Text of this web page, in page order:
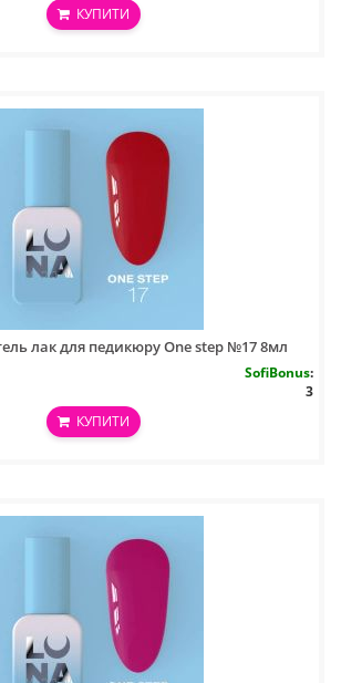
КУПИТИ
лак для педикюру One step №17 8мл
SofiBonus:
3
КУПИТИ